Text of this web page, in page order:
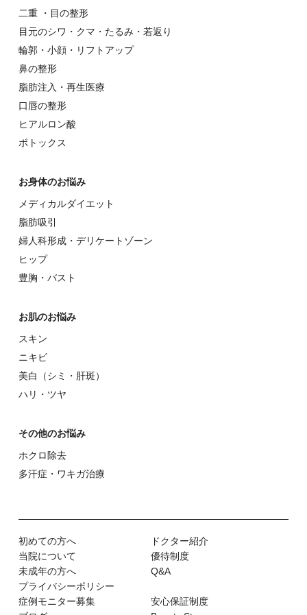
⼆重 ・⽬の整形
⽬元のシワ・クマ・たるみ・若返り
輪郭・⼩顔・リフトアップ
⿐の整形
脂肪注入・再生医療
⼝唇の整形
ヒアルロン酸
ボトックス
お⾝体のお悩み
メディカルダイエット
脂肪吸引
婦⼈科形成・デリケートゾーン
ヒップ
豊胸・バスト
お肌のお悩み
スキン
ニキビ
美⽩（シミ・肝斑）
ハリ・ツヤ
その他のお悩み
ホクロ除去
多汗症・ワキガ治療
初めての⽅へ
ドクター紹介
当院について
優待制度
未成年の方へ
Q&A
プライバシーポリシー
症例モニター募集
安心保証制度